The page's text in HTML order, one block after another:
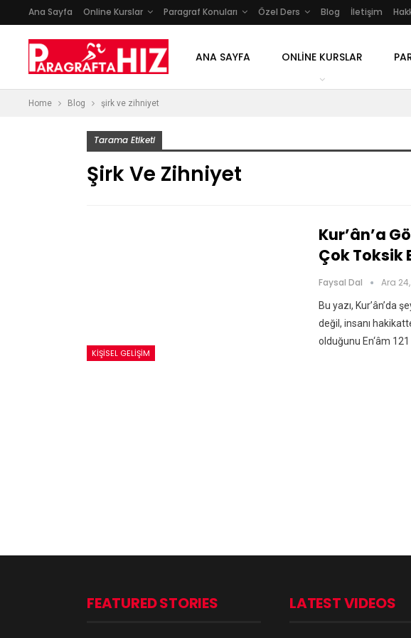
Ana Sayfa Online Kurslar Paragraf Konuları Özel Ders Blog İletişim
ANA SAYFA ONLINE KURSLAR
Home Blog şirk ve zihniyet
Tarama Etiketi
Şirk Ve Zihniyet
KIŞISEL GELIŞIM
Kur’ân’a
Çok Toksik
Faysal Dal Ara
Bu yazı, Kur’ân’da
değil, insanı
olduğunu En‘âm
FEATURED STORIES LATEST VIDEOS